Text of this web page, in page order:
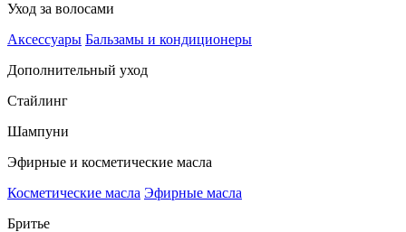
Уход за волосами
Аксессуары Бальзамы и кондиционеры
Дополнительный уход
Стайлинг
Шампуни
Эфирные и косметические масла
Косметические масла Эфирные масла
Бритье